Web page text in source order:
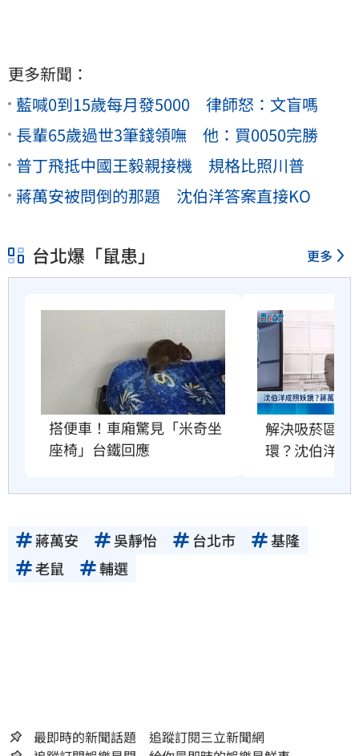
更多新聞：
藍喊0到15歲每月發5000 律師怒：文盲嗎
長輩65歲過世3筆錢領嘸 他：買0050完勝
普丁飛抵中國王毅親接機 規格比照川普
蔣萬安被問倒的那題 沈伯洋答案直接KO
台北爆「鼠患」 更多
搭便車！車廂驚見「米奇坐
座椅」台鐵回應
解決吸菸區、
環？沈伯洋回
蔣萬安 吳靜怡 台北市
基隆
老鼠
輔選
最即時的新聞話題 追蹤訂閱三立新聞網